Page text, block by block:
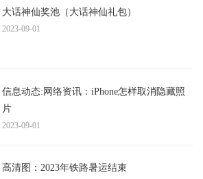
大话神仙奖池（大话神仙礼包）
2023-09-01
信息动态:网络资讯：iPhone怎样取消隐藏照
片
2023-09-01
高清图：2023年铁路暑运结束